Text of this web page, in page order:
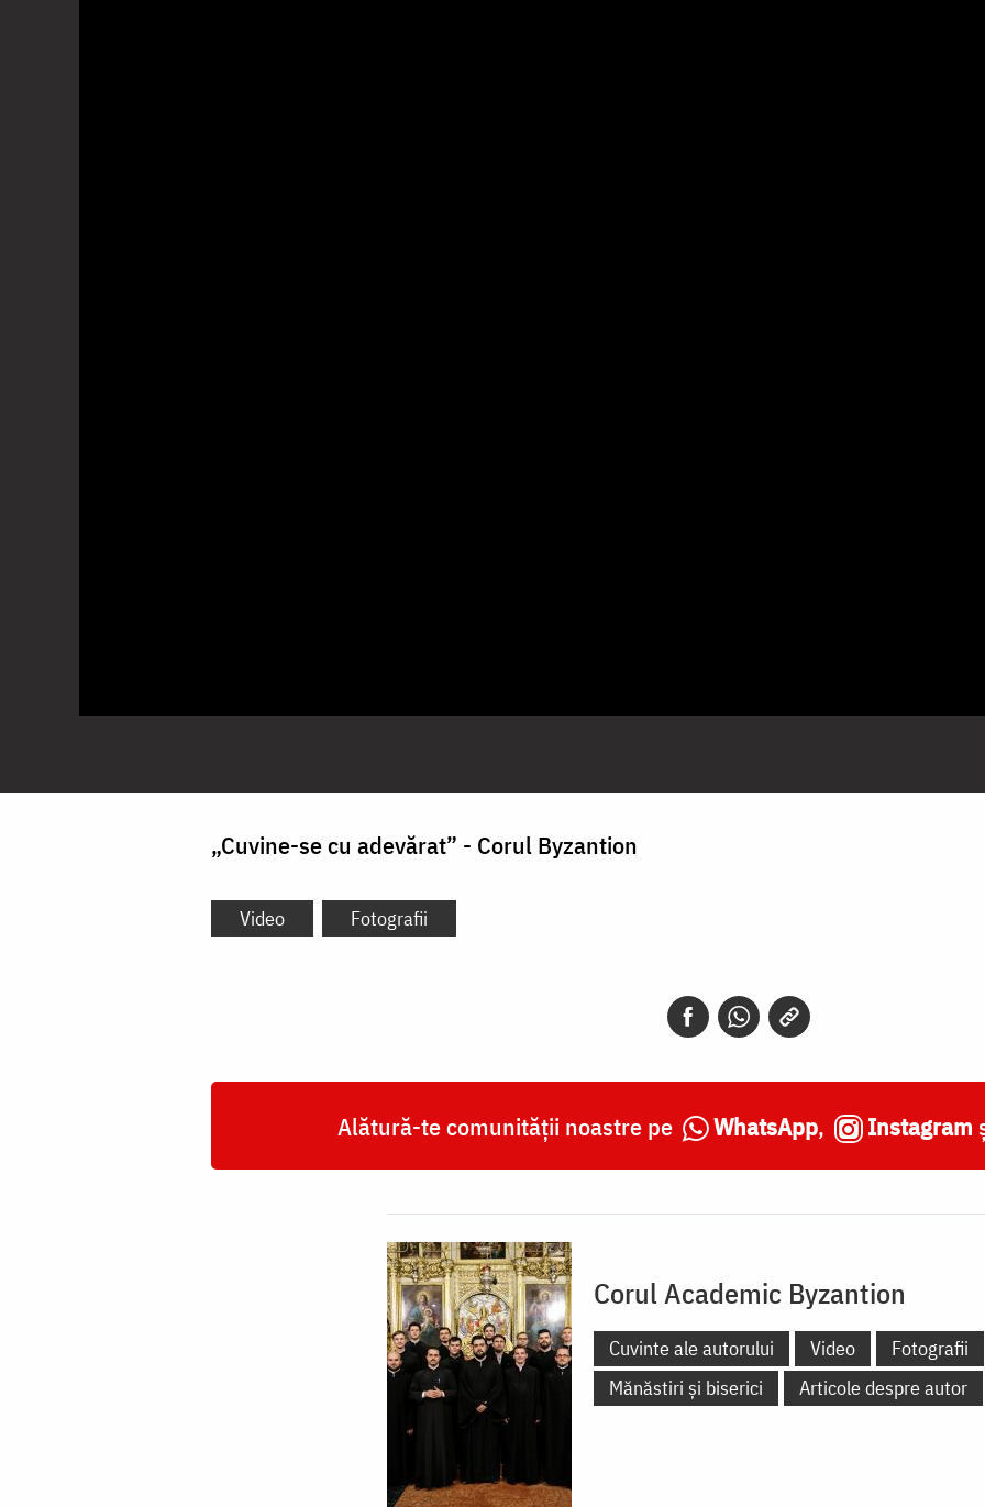
„Cuvine-se cu adevărat” - Corul Byzantion
Video Fotografii
Alătură-te comunității noastre pe WhatsApp, Instagram
Corul Academic Byzantion
Cuvinte ale autorului Video
Fotografii
Mănăstiri și biserici
Articole despre autor